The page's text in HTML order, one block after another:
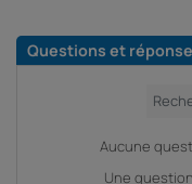
Questions et
Aucune
Une